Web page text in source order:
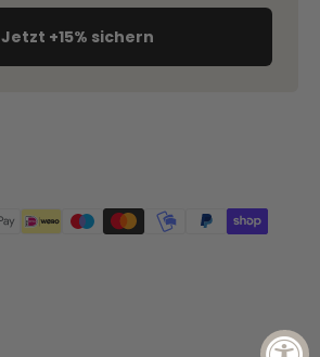
Jetzt +15% sichern